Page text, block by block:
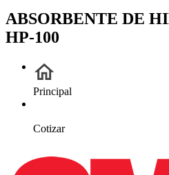
ABSORBENTE DE
HP-100
Principal
Cotizar